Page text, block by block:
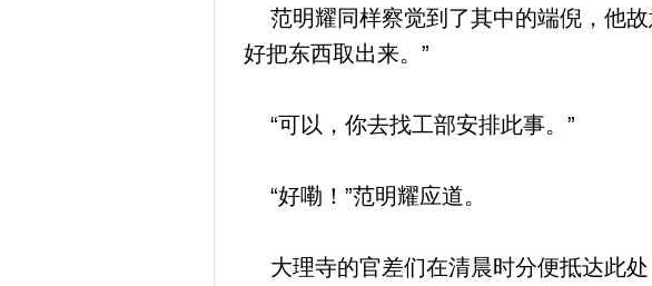
范明耀同样察觉到了其中的端倪，他故
好把东西取出来。”
“可以，你去找工部安排此事。”
“好嘞！”范明耀应道。
大理寺的官差们在清晨时分便抵达此